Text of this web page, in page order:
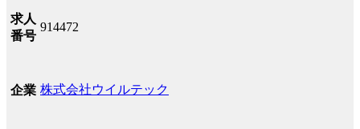
求人
番号
914472
企業 株式会社ウイルテック